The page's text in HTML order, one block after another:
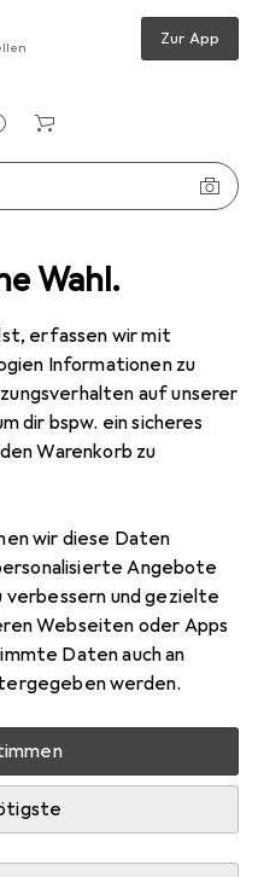
Wahl.
erfassen wir mit
Informationen zu
auf unserer
dir bspw. ein sicheres
Warenkorb zu
wir diese Daten
Angebote
verbessern und gezielte
Webseiten oder Apps
Daten auch an
werden.
Zur App
Jubiläum. Zeit
eine